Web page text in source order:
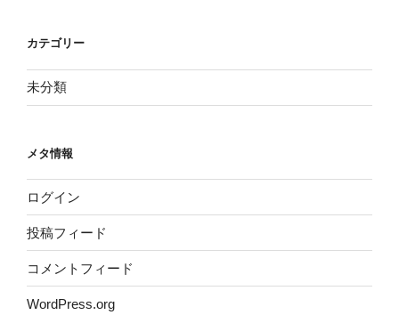
カテゴリー
未分類
メタ情報
ログイン
投稿フィード
コメントフィード
WordPress.org